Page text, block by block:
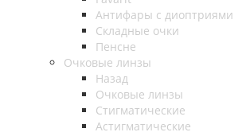
Антифары с диоптриями
Складные очки
Пенсне
Очковые линзы
Назад
Очковые линзы
Стигматические
Астигматические